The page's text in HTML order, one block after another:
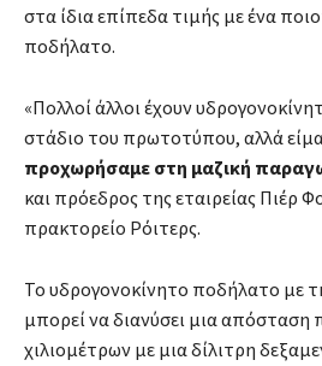
στα ίδια επίπεδα τιμής με ένα
ποδήλατο.
«Πολλοί άλλοι έχουν
στάδιο του πρωτοτύπου, αλλά
προχωρήσαμε στη μαζική
και πρόεδρος της εταιρείας Πιέρ
πρακτορείο Ρόιτερς.
Το υδρογονοκίνητο ποδήλατο με
μπορεί να διανύσει μια απόσταση
χιλιομέτρων με μια δίλιτρη